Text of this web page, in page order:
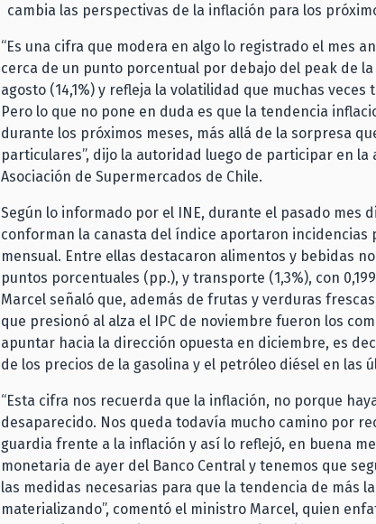
cambia las perspectivas de la inflación para los
“Es una cifra que modera en algo lo registrado el mes
cerca de un punto porcentual por debajo del peak de
agosto (14,1%) y refleja la volatilidad que muchas veces
Pero lo que no pone en duda es que la tendencia
durante los próximos meses, más allá de la sorpresa
particulares”, dijo la autoridad luego de participar en la
Asociación de Supermercados de Chile.
Según lo informado por el INE, durante el pasado mes
conforman la canasta del índice aportaron incidencias
mensual. Entre ellas destacaron alimentos y bebidas no
puntos porcentuales (pp.), y transporte (1,3%), con
Marcel señaló que, además de frutas y verduras
que presionó al alza el IPC de noviembre fueron los
apuntar hacia la dirección opuesta en diciembre, es
de los precios de la gasolina y el petróleo diésel en las
“Esta cifra nos recuerda que la inflación, no porque
desaparecido. Nos queda todavía mucho camino por
guardia frente a la inflación y así lo reflejó, en buena
monetaria de ayer del Banco Central y tenemos que
las medidas necesarias para que la tendencia de más
materializando”, comentó el ministro Marcel, quien